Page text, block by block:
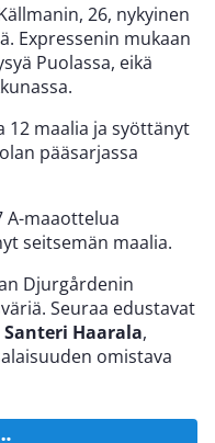
26, nykyinen
Expressenin mukaan
Puolassa, eikä
12 maalia ja syöttänyt
pääsarjassa
A-maaottelua
seitsemän maalia.
Djurgårdenin
Seuraa edustavat
Santeri Haarala,
omistava